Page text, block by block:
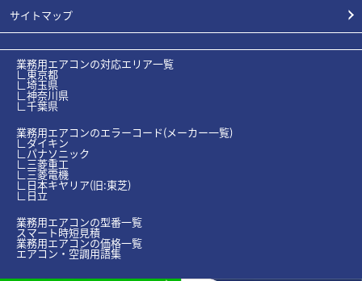
サイトマップ
業務用エアコンの対応エリア一覧
∟東京都
∟埼玉県
∟神奈川県
∟千葉県
業務用エアコンのエラーコード(メーカー一覧)
∟ダイキン
∟パナソニック
∟三菱重工
∟三菱電機
∟日本キヤリア(旧:東芝)
∟日立
業務用エアコンの型番一覧
スマート時短見積
業務用エアコンの価格一覧
エアコン・空調用語集